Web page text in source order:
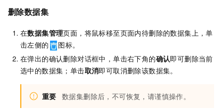
删除数据集
在数据集管理页面，将鼠标移至页面内待删除的数据集上，单
击左侧的
图标。
在弹出的确认删除对话框中，单击右下角的确认即可删除当前
选中的数据集；单击取消即可取消删除该数据集。
重要 数据集删除后，不可恢复，请谨慎操作。